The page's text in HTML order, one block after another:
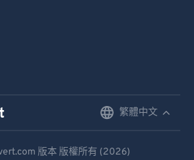
繁體中文
版本 版權所有 (2026)